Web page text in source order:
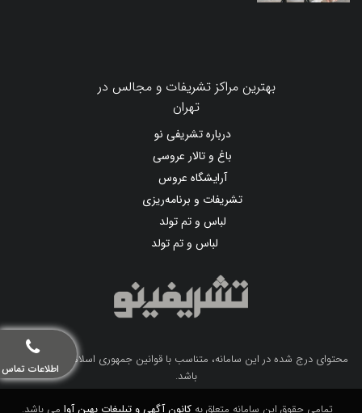
اطلاعات تماس
بهترین مراکز تشریفات و مجالس در
تهران
درباره تشریفی نو
باغ و تالار عروسی
آرایشگاه عروس
تشریفات و برنامه‌ریزی
لباس و تم تولد
لباس و تم تولد
محتوای درج شده در این سامانه، متناسب با قوانین جمهوری اسلامی ایران می
باشد.
تمامی حقوق این سامانه متعلق بهکانون آگهی و تبلیغات بهین آوا می باشد.